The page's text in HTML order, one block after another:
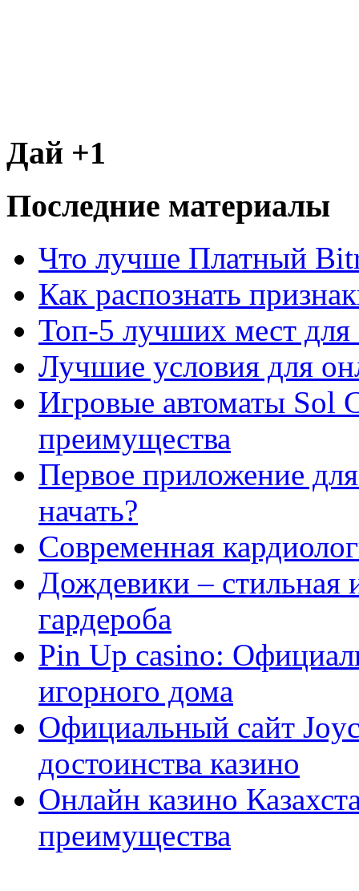
Дай +1
Последние материалы
Что лучше Платный
Как распознать
Топ-5 лучших мест для
Лучшие условия для
Игровые автоматы Sol
преимущества
Первое приложение
начать?
Современная
Дождевики – стильная
гардероба
Pin Up casino:
игорного дома
Официальный сайт
достоинства казино
Онлайн казино
преимущества